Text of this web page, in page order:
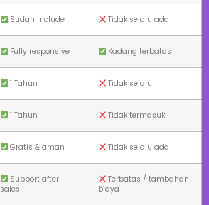
Sudah include Tidak selalu ada
Fully responsive Kadang terbatas
1 Tahun Tidak selalu
1 Tahun Tidak termasuk
Gratis & aman Tidak selalu ada
Support after
sales
Terbatas / tambahan
biaya